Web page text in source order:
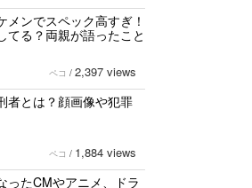
メンでスペック高すぎ！
てる？両親が語ったこと
ペコ / 2,397 views
者とは？顔画像や犯罪
ペコ / 1,884 views
ったCMやアニメ、ドラ